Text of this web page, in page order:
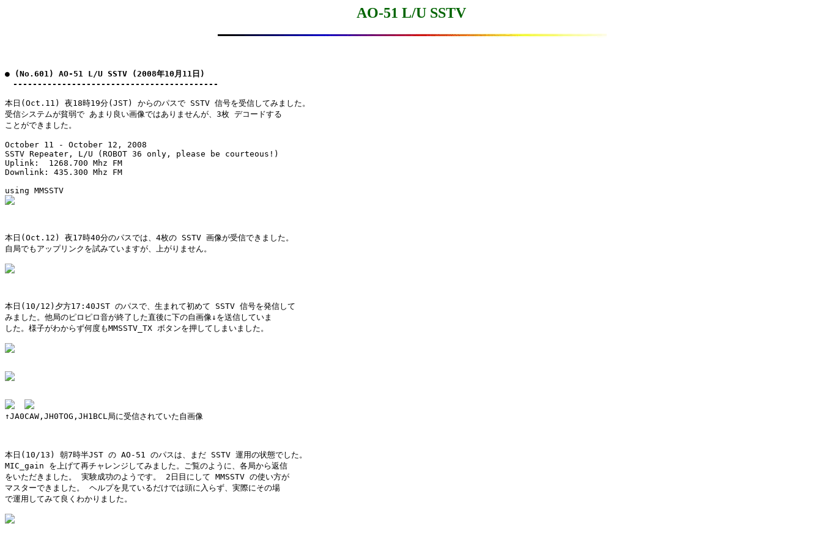
AO-51 L/U SSTV
● (No.601) AO-51 L/U SSTV (2008年10月11日)
------------------------------------------
本日(Oct.11) 夜18時19分(JST) からのパスで SSTV 信号を受信してみました。
受信システムが貧弱で あまり良い画像ではありませんが、3枚 デコードする
ことができました。
October 11 - October 12, 2008
SSTV Repeater, L/U (ROBOT 36 only, please be courteous!)
Uplink:  1268.700 Mhz FM
Downlink: 435.300 Mhz FM
本日(Oct.12) 夜17時40分のパスでは、4枚の SSTV 画像が受信できました。
自局でもアップリンクを試みていますが、上がりません。
本日(10/12)夕方17:40JST のパスで、生まれて初めて SSTV 信号を発信して
みました。他局のピロピロ音が終了した直後に下の自画像↓を送信していま
した。様子がわからず何度もMMSSTV_TX ボタンを押してしまいました。
↑JA0CAW,JH0TOG,JH1BCL局に受信されていた自画像
本日(10/13) 朝7時半JST の AO-51 のパスは、まだ SSTV 運用の状態でした。
MIC_gain を上げて再チャレンジしてみました。ご覧のように、各局から返信
をいただきました。 実験成功のようです。 2日目にして MMSSTV の使い方が
マスターできました。 ヘルプを見ているだけでは頭に入らず、実際にその場
で運用してみて良くわかりました。